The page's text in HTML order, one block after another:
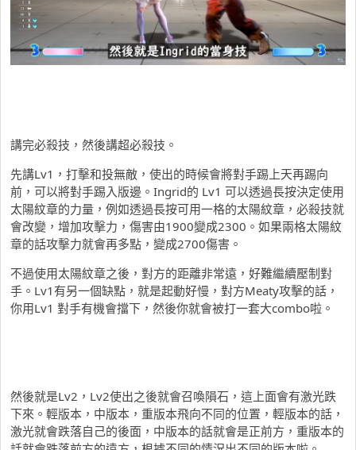
講完必殺技，然後講超必殺技。
先講Lv1，打擊和投無敵，使出的時候會將對手踢上天再踢向
前，可以將對手踢入版邊。Ingrid的 Lv1 可以透過長按決定使用
太陽紋章的力量，例如透過長按可用一格的太陽紋章，必殺技就
會改變，增加攻擊力，傷害由1900變成2300。如果兩格太陽紋
章的話攻擊力就會再多點，變成2700傷害。
不過使用太陽紋章之後，對方的距離非常遠，好難繼續壓制對
手。Lv1有另一個缺點，就是起動好慢，對方Meaty攻擊的話，
你用Lv1 對手有機會擋下，然後你就會被打一套大combo啦。
然後就是Lv2，Lv2使出之後就會召喚隕石，這上面會有激光跌
下來。輕版本，中版本，重版本飛向不同的位置，輕版本的話，
激光就會跌落自己的後面，中版本的話就會是正前方，重版本的